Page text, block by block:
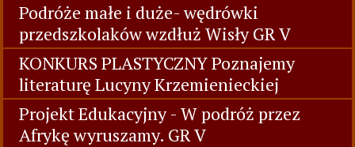
Podróże małe i duże- wędrówki
przedszkolaków wzdłuż Wisły GR V
KONKURS PLASTYCZNY Poznajemy
literaturę Lucyny Krzemienieckiej
Projekt Edukacyjny - W podróż przez
Afrykę wyruszamy. GR V